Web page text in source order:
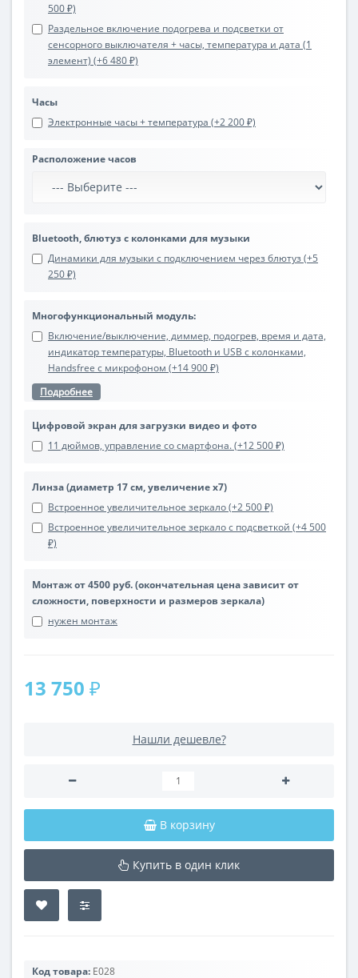
500 ₽)
Раздельное включение подогрева и подсветки от
сенсорного выключателя + часы, температура и дата (1
элемент) (+6 480 ₽)
Часы
Электронные часы + температура (+2 200 ₽)
Расположение часов
Bluetooth, блютуз с колонками для музыки
Динамики для музыки с подключением через блютуз (+5
250 ₽)
Многофункциональный модуль:
Включение/выключение, диммер, подогрев, время и дата,
индикатор температуры, Bluetooth и USB с колонками,
Handsfree с микрофоном (+14 900 ₽)
Подробнее
Цифровой экран для загрузки видео и фото
11 дюймов, управление со смартфона. (+12 500 ₽)
Линза (диаметр 17 см, увеличение х7)
Встроенное увеличительное зеркало (+2 500 ₽)
Встроенное увеличительное зеркало с подсветкой (+4 500
₽)
Монтаж от 4500 руб. (окончательная цена зависит от
сложности, поверхности и размеров зеркала)
нужен монтаж
13 750 ₽
Нашли дешевле?
В корзину
Купить в один клик
Код товара: E028